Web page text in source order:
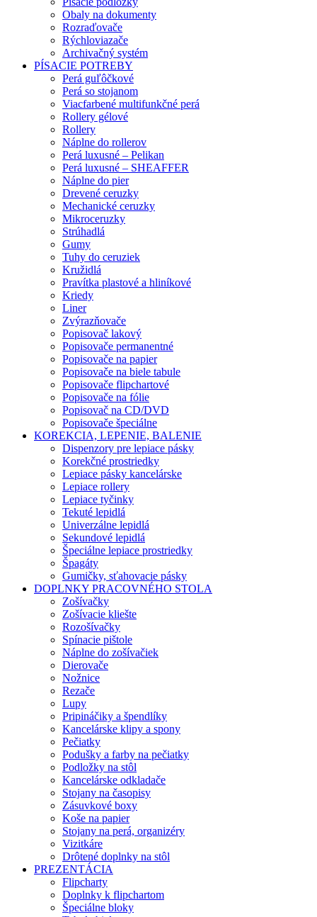
Obaly na dokumenty
Rozraďovače
Rýchloviazače
Archivačný systém
PÍSACIE POTREBY
Perá guľôčkové
Perá so stojanom
Viacfarbené multifunkčné perá
Rollery gélové
Rollery
Náplne do rollerov
Perá luxusné – Pelikan
Perá luxusné – SHEAFFER
Náplne do pier
Drevené ceruzky
Mechanické ceruzky
Mikroceruzky
Strúhadlá
Gumy
Tuhy do ceruziek
Kružidlá
Pravítka plastové a hliníkové
Kriedy
Liner
Zvýrazňovače
Popisovač lakový
Popisovače permanentné
Popisovače na papier
Popisovače na biele tabule
Popisovače flipchartové
Popisovače na fólie
Popisovač na CD/DVD
Popisovače špeciálne
KOREKCIA, LEPENIE, BALENIE
Dispenzory pre lepiace pásky
Korekčné prostriedky
Lepiace pásky kancelárske
Lepiace rollery
Lepiace tyčinky
Tekuté lepidlá
Univerzálne lepidlá
Sekundové lepidlá
Špeciálne lepiace prostriedky
Špagáty
Gumičky, sťahovacie pásky
DOPLNKY PRACOVNÉHO STOLA
Zošívačky
Zošívacie kliešte
Rozošívačky
Spínacie pištole
Náplne do zošívačiek
Dierovače
Nožnice
Rezače
Lupy
Pripináčiky a špendlíky
Kancelárske klipy a spony
Pečiatky
Podušky a farby na pečiatky
Podložky na stôl
Kancelárske odkladače
Stojany na časopisy
Zásuvkové boxy
Koše na papier
Stojany na perá, organizéry
Vizitkáre
Drôtené doplnky na stôl
PREZENTÁCIA
Flipcharty
Doplnky k flipchartom
Špeciálne bloky